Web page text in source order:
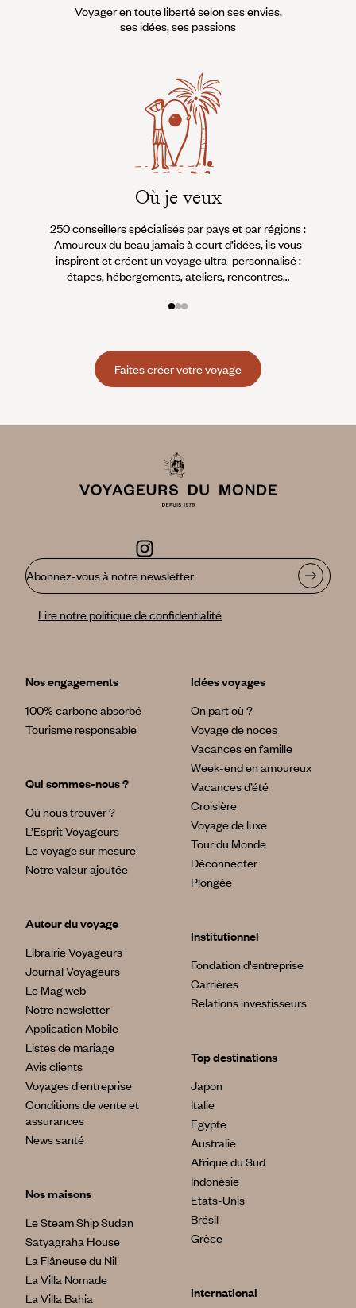
Voyager en toute liberté selon ses envies,
ses idées, ses passions
Où je veux
250 conseillers spécialisés par pays et par régions :
Amoureux du beau jamais à court d’idées, ils vous
inspirent et créent un voyage ultra-personnalisé :
étapes, hébergements, ateliers, rencontres…
Faites créer votre voyage
Abonnez-vous à notre newsletter
Lire notre politique de confidentialité
Nos engagements
100% carbone absorbé
Tourisme responsable
Qui sommes-nous ?
Où nous trouver ?
L’Esprit Voyageurs
Le voyage sur mesure
Notre valeur ajoutée
Autour du voyage
Librairie Voyageurs
Journal Voyageurs
Le Mag web
Notre newsletter
Application Mobile
Listes de mariage
Avis clients
Voyages d'entreprise
Conditions de vente et
assurances
News santé
Nos maisons
Le Steam Ship Sudan
Satyagraha House
La Flâneuse du Nil
La Villa Nomade
La Villa Bahia
Idées voyages
On part où ?
Voyage de noces
Vacances en famille
Week-end en amoureux
Vacances d’été
Croisière
Voyage de luxe
Tour du Monde
Déconnecter
Plongée
Institutionnel
Fondation d'entreprise
Carrières
Relations investisseurs
Top destinations
Japon
Italie
Egypte
Australie
Afrique du Sud
Indonésie
Etats-Unis
Brésil
Grèce
International